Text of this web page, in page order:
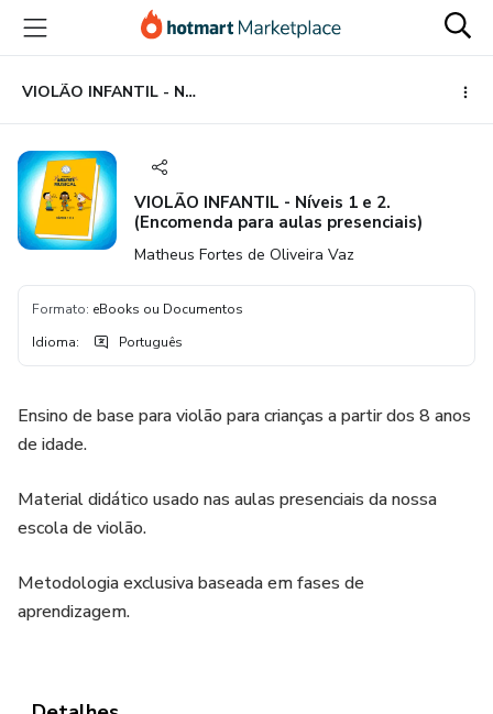
para
conteúdo
principal
para
pagamento
para
rodapé
VIOLÃO INFANTIL - Níveis 1 e 2. (Encomenda para aulas presenciais)
VIOLÃO INFANTIL - Níveis 1 e 2.
(Encomenda para aulas presenciais)
Matheus Fortes de Oliveira Vaz
Formato: eBooks ou Documentos
Idioma: Português
Ensino de base para violão para crianças a partir dos 8 anos
de idade.
Material didático usado nas aulas presenciais da nossa
escola de violão.
Metodologia exclusiva baseada em fases de
aprendizagem.